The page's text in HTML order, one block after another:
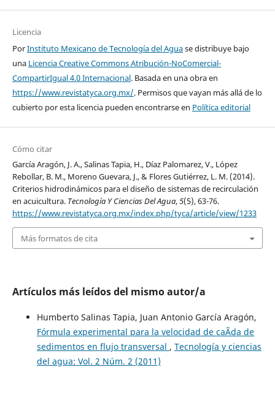
Licencia
PorInstituto Mexicano de Tecnología del Aguase distribuye bajo
una Licencia Creative Commons Atribución-NoComercial-
CompartirIgual 4.0 Internacional. Basada en una obra en
https://www.revistatyca.org.mx/. Permisos que vayan más allá de lo
cubierto por esta licencia pueden encontrarse en Política editorial
Cómo citar
García Aragón, J. A., Salinas Tapia, H., Díaz Palomarez, V., López
Rebollar, B. M., Moreno Guevara, J., & Flores Gutiérrez, L. M. (2014).
Criterios hidrodinámicos para el diseño de sistemas de recirculación
en acuicultura. Tecnología Y Ciencias Del Agua,5(5), 63-76.
https://www.revistatyca.org.mx/index.php/tyca/article/view/1233
Más formatos de cita
Artículos más leídos del mismo autor/a
Humberto Salinas Tapia, Juan Antonio García Aragón,
Fórmula experimental para la velocidad de caÃ­da de
sedimentos en flujo transversal , Tecnología y ciencias
del agua: Vol. 2 Núm. 2 (2011)